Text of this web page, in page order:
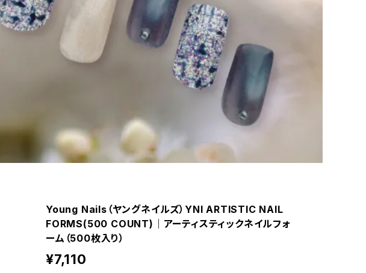
Young Nails（ヤングネイルズ）YNI ARTISTIC NAIL
FORMS(500 COUNT)｜アーティスティックネイルフォ
ーム（500枚入り）
¥7,110